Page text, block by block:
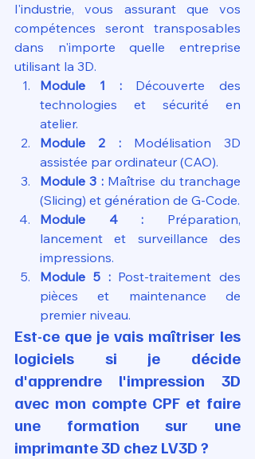
l'industrie, vous assurant que vos
compétences seront transposables
dans n'importe quelle entreprise
utilisant la 3D.
Module 1 : Découverte des
technologies et sécurité en
atelier.
Module 2 : Modélisation 3D
assistée par ordinateur (CAO).
Module 3 : Maîtrise du tranchage
(Slicing) et génération de G-Code.
Module 4 : Préparation,
lancement et surveillance des
impressions.
Module 5 : Post-traitement des
pièces et maintenance de
premier niveau.
Est-ce que je vais maîtriser les
logiciels si je décide
d'apprendre l'impression 3D
avec mon compte CPF et faire
une formation sur une
imprimante 3D chez LV3D ?